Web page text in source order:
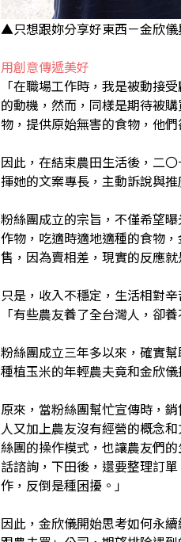
▲只想跟妳分享好東西－金欣儀
用創意傳遞美好
「在職場工作時，我是被動接
的動機，然而，同樣是期待被
物，提供原始無害的食物，他
因此，在結束農田生活後，二
揮她的文案專長，主動訴說與
粉絲團成立的宗旨，不僅希望
作物，吃適時適地適種的食物
售，因為賣相差，現實的反應
只是，收入不穩定，生活相對
「有些農友養了全台灣人，卻
粉絲團成立三年多以來，確實
種植玉米的年輕農夫竟和金欣
原來，當粉絲團幫忙宣傳時，
人又加上農友沒有經營的概念
絲團的操作模式，也讓農友們
話諮詢，下田後，還要整理訂
作，反倒是種困擾。」
因此，金欣儀開始思考如何永